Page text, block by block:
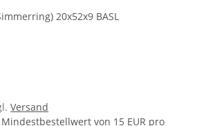
20x52x9 BASL
Versand
von 15 EUR pro